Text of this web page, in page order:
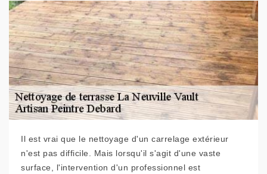
Il est vrai que le nettoyage d'un carrelage extérieur
n'est pas difficile. Mais lorsqu'il s'agit d'une vaste
surface, l'intervention d'un professionnel est